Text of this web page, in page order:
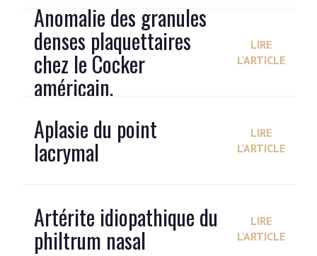
Anomalie des granules
denses plaquettaires
chez le Cocker
américain.
LIRE
L'ARTICLE
Aplasie du point
lacrymal
LIRE
L'ARTICLE
Artérite idiopathique du
philtrum nasal
LIRE
L'ARTICLE